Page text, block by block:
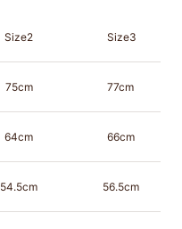
Size2 Size3
75cm 77cm
64cm 66cm
54.5cm 56.5cm